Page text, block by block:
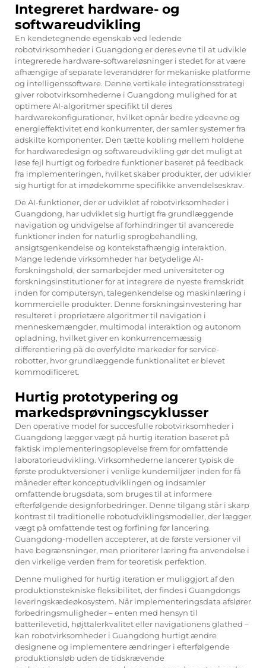
Integreret hardware- og
softwareudvikling
En kendetegnende egenskab ved ledende
robotvirksomheder i Guangdong er deres evne til at udvikle
integrerede hardware-softwareløsninger i stedet for at være
afhængige af separate leverandører for mekaniske platforme
og intelligenssoftware. Denne vertikale integrationsstrategi
giver robotvirksomhederne i Guangdong mulighed for at
optimere AI-algoritmer specifikt til deres
hardwarekonfigurationer, hvilket opnår bedre ydeevne og
energieffektivitet end konkurrenter, der samler systemer fra
adskilte komponenter. Den tætte kobling mellem holdene
for hardwaredesign og softwareudvikling gør det muligt at
løse fejl hurtigt og forbedre funktioner baseret på feedback
fra implementeringen, hvilket skaber produkter, der udvikler
sig hurtigt for at imødekomme specifikke anvendelseskrav.
De AI-funktioner, der er udviklet af robotvirksomheder i
Guangdong, har udviklet sig hurtigt fra grundlæggende
navigation og undvigelse af forhindringer til avancerede
funktioner inden for naturlig sprogbehandling,
ansigtsgenkendelse og kontekstafhængig interaktion.
Mange ledende virksomheder har betydelige AI-
forskningshold, der samarbejder med universiteter og
forskningsinstitutioner for at integrere de nyeste fremskridt
inden for computersyn, talegenkendelse og maskinlæring i
kommercielle produkter. Denne forskningsinvestering har
resulteret i proprietære algoritmer til navigation i
menneskemængder, multimodal interaktion og autonom
opladning, hvilket giver en konkurrencemæssig
differentiering på de overfyldte markeder for service-
robotter, hvor grundlæggende funktionalitet er blevet
kommodificeret.
Hurtig prototypering og
markedsprøvningscyklusser
Den operative model for succesfulle robotvirksomheder i
Guangdong lægger vægt på hurtig iteration baseret på
faktisk implementeringsoplevelse frem for omfattende
laboratorieudvikling. Virksomhederne lancerer typisk de
første produktversioner i venlige kundemiljøer inden for få
måneder efter konceptudviklingen og indsamler
omfattende brugsdata, som bruges til at informere
efterfølgende designforbedringer. Denne tilgang står i skarp
kontrast til traditionelle robotudviklingsmodeller, der lægger
vægt på omfattende test og forfining før lancering.
Guangdong-modellen accepterer, at de første versioner vil
have begrænsninger, men prioriterer læring fra anvendelse i
den virkelige verden frem for teoretisk perfektion.
Denne mulighed for hurtig iteration er muliggjort af den
produktionstekniske fleksibilitet, der findes i Guangdongs
leveringskædeøkosystem. Når implementeringsdata afslører
forbedringsmuligheder – enten med hensyn til
batterilevetid, højttalerkvalitet eller navigationens glathed –
kan robotvirksomheder i Guangdong hurtigt ændre
designene og implementere ændringer i efterfølgende
produktionsløb uden de tidskrævende